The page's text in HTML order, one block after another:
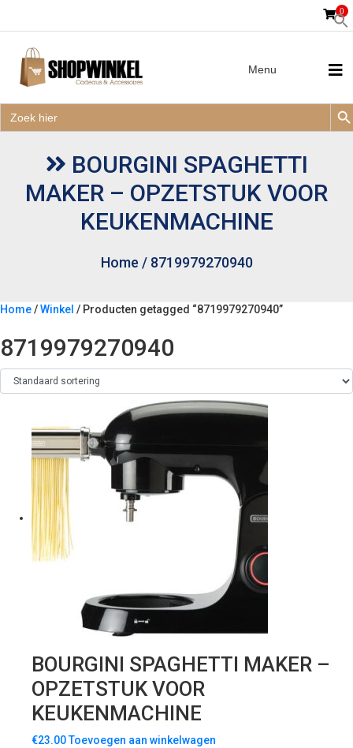
naar:
0
Zoek
naar:
Menu
BOURGINI SPAGHETTI
MAKER – OPZETSTUK VOOR
KEUKENMACHINE
Home / 8719979270940
Home/Winkel / Producten getagged “8719979270940”
8719979270940
BOURGINI SPAGHETTI MAKER –
OPZETSTUK VOOR
KEUKENMACHINE
€23.00Toevoegen aan winkelwagen